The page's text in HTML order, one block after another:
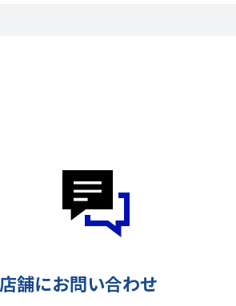
舗にお問い合わせ